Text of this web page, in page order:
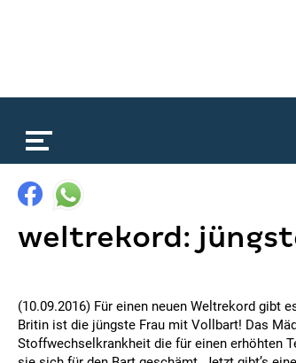
weltrekord:
(10.09.2016) Für einen neuen Weltrekord gibt
Britin ist die jüngste Frau mit Vollbart! Das
Stoffwechselkrankheit die für einen erhöhten